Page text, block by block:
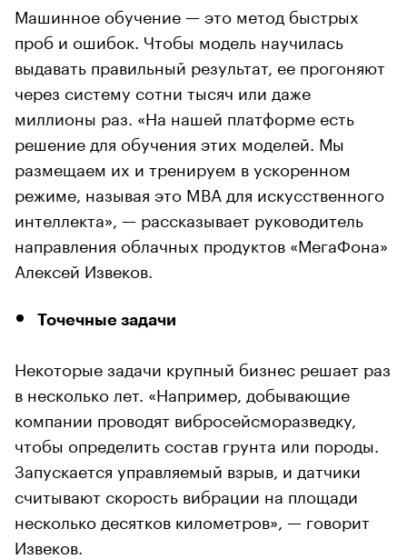
Машинное обучение — это метод быстрых
проб и ошибок. Чтобы модель научилась
выдавать правильный результат, ее прогоняют
через систему сотни тысяч или даже
миллионы раз. «На нашей платформе есть
решение для обучения этих моделей. Мы
размещаем их и тренируем в ускоренном
режиме, называя это MBA для искусственного
интеллекта», — рассказывает руководитель
направления облачных продуктов «МегаФона»
Алексей Извеков.
Точечные задачи
Некоторые задачи крупный бизнес решает раз
в несколько лет. «Например, добывающие
компании проводят вибросейсморазведку,
чтобы определить состав грунта или породы.
Запускается управляемый взрыв, и датчики
считывают скорость вибрации на площади
несколько десятков километров», — говорит
Извеков.